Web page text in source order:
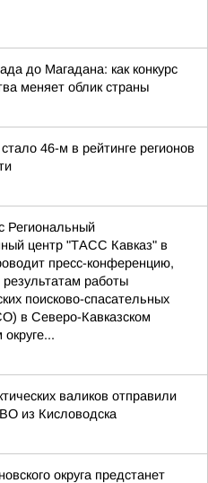
до Магадана: как конкурс
меняет облик страны
46-м в рейтинге регионов
Региональный
центр "ТАСС Кавказ" в
пресс-конференцию,
работы
поисково-спасательных
в Северо-Кавказском
валиков отправили
из Кисловодска
округа предстанет